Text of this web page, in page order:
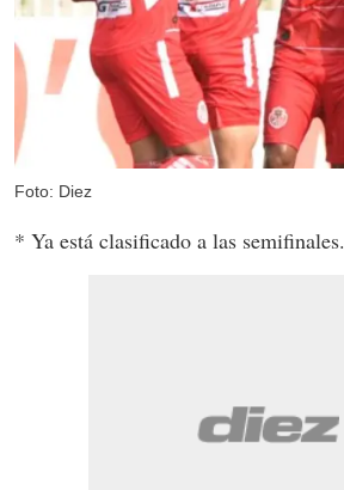
Foto: Diez
* Ya está clasificado a las semifinales.